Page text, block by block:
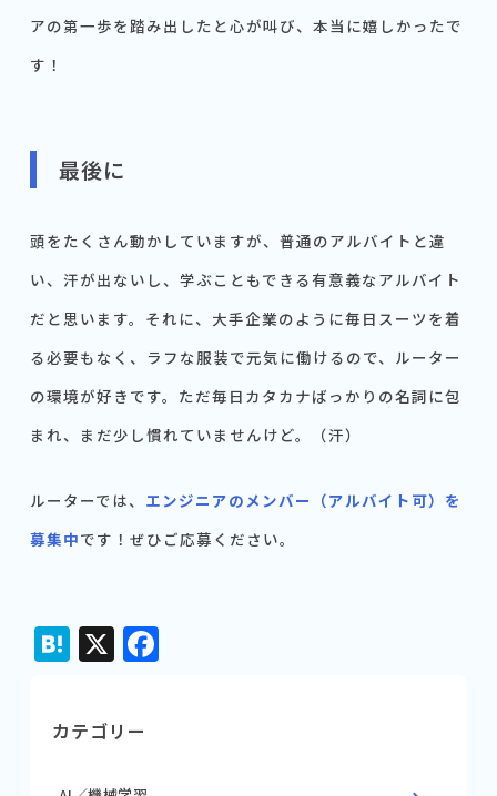
アの第一歩を踏み出したと心が叫び、本当に嬉しかったで
す！
最後に
頭をたくさん動かしていますが、普通のアルバイトと違
い、汗が出ないし、学ぶこともできる有意義なアルバイト
だと思います。それに、大手企業のように毎日スーツを着
る必要もなく、ラフな服装で元気に働けるので、ルーター
の環境が好きです。ただ毎日カタカナばっかりの名詞に包
まれ、まだ少し慣れていませんけど。（汗）
ルーターでは、 エンジニアのメンバー（アルバイト可）を
募集中です！ぜひご応募ください。
Hatena
X Facebook
カテゴリー